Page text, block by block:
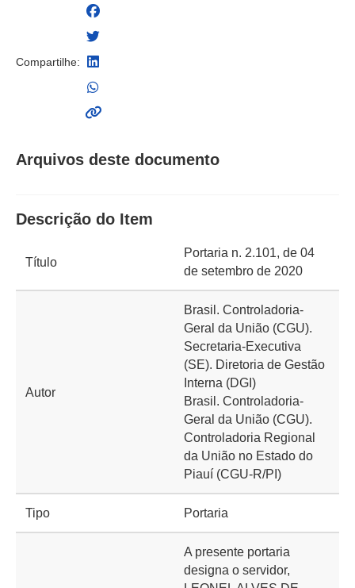
Compartilhe:
Arquivos deste documento
Descrição do Item
Título
Portaria n. 2.101, de 04
de setembro de 2020
Autor
Brasil. Controladoria-
Geral da União (CGU).
Secretaria-Executiva
(SE). Diretoria de Gestão
Interna (DGI)
Brasil. Controladoria-
Geral da União (CGU).
Controladoria Regional
da União no Estado do
Piauí (CGU-R/PI)
Tipo Portaria
A presente portaria
designa o servidor,